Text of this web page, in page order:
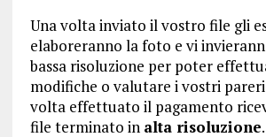
Una volta inviato il vostro file gli
elaboreranno la foto e vi
bassa risoluzione per poter
modifiche o valutare i vostri pareri
volta effettuato il pagamento
file terminato in alta risoluzione